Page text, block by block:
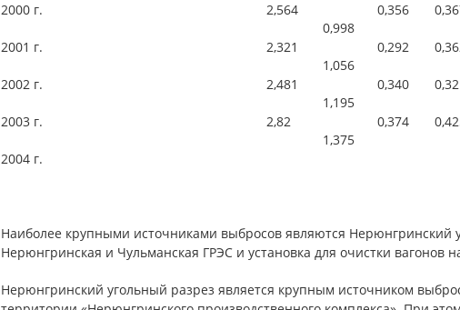
2000 г.
2001 г.
2002 г.
2003 г.
2004 г.
2,564
2,321
2,481
2,82
0,998
1,056
1,195
1,375
0,356
0,292
0,340
0,374
Наиболее крупными источниками выбросов являются Нерюнгринский
Нерюнгринская и Чульманская ГРЭС и установка для очистки вагонов
Нерюнгринский угольный разрез является крупным источником